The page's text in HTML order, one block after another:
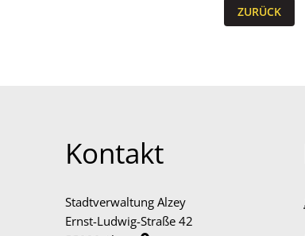
ZURÜCK
Kontakt
Stadtverwaltung Alzey
Ernst-Ludwig-Straße 42